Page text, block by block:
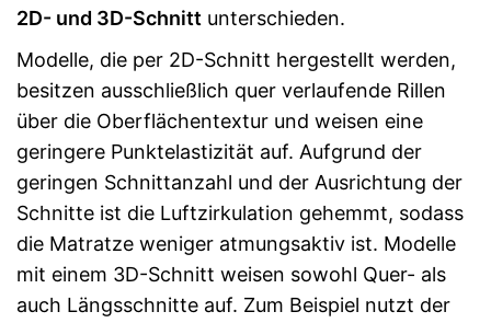
2D- und 3D-Schnitt unterschieden.
Modelle, die per 2D-Schnitt hergestellt werden,
besitzen ausschließlich quer verlaufende Rillen
über die Oberflächentextur und weisen eine
geringere Punktelastizität auf. Aufgrund der
geringen Schnittanzahl und der Ausrichtung der
Schnitte ist die Luftzirkulation gehemmt, sodass
die Matratze weniger atmungsaktiv ist. Modelle
mit einem 3D-Schnitt weisen sowohl Quer- als
auch Längsschnitte auf. Zum Beispiel nutzt der